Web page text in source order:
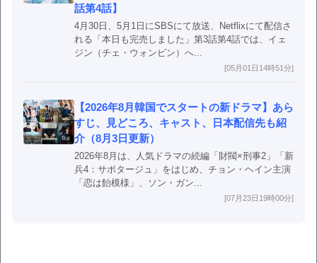
話第4話】
4月30日、5月1日にSBSにて放送、Netflixにて配信さ
れる「本日も完売しました」第3話第4話では、イェ
ジン（チェ・ウォンビン）へ...
[05月01日14時51分]
【2026年8月韓国でスタートの新ドラマ】あら
すじ、見どころ、キャスト、日本配信先も紹
介（8月3日更新）
2026年8月は、人気ドラマの続編「財閥×刑事2」「新
兵4：サボタージュ」をはじめ、チョン・ヘイン主演
「恋は飴模様」、ソン・ガン...
[07月23日19時00分]